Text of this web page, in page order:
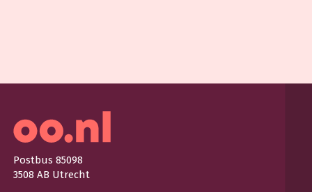
Postbus 85098
3508 AB Utrecht